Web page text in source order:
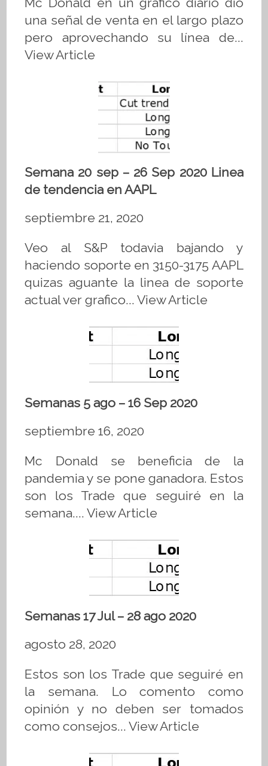
una señal de venta en el largo plazo
pero aprovechando su línea de...
View Article
Semana 20 sep – 26 Sep 2020 Linea
de tendencia en AAPL
septiembre 21, 2020
Veo al S&P todavia bajando y
haciendo soporte en 3150-3175 AAPL
quizas aguante la linea de soporte
actual ver grafico...View Article
Semanas 5 ago – 16 Sep 2020
septiembre 16, 2020
Mc Donald se beneficia de la
pandemia y se pone ganadora. Estos
son los Trade que seguiré en la
semana....View Article
Semanas 17 Jul – 28 ago 2020
agosto 28, 2020
Estos son los Trade que seguiré en
la semana. Lo comento como
opinión y no deben ser tomados
como consejos...View Article